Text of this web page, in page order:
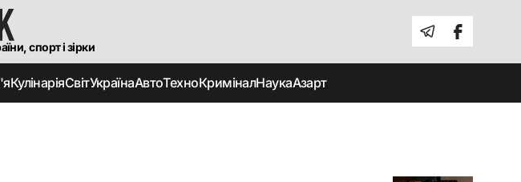
спорт і зірки
КулінаріяСвітУкраїнаАвтоТехноКриміналНаукаАзарт